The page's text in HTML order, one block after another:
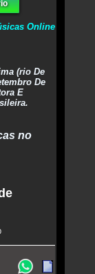
Online
(rio De
De
E
no